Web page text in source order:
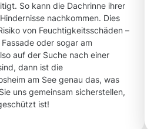
So kann die Dachrinne ihrer
nachkommen. Dies
von Feuchtigkeitsschäden –
oder sogar am
auf der Suche nach einer
dann ist die
am See genau das, was
uns gemeinsam sicherstellen,
ist!